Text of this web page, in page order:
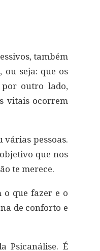
também
ou seja: que os
por outro lado,
vitais ocorrem
várias pessoas.
que nos
te merece.
que fazer e o
de conforto e
Psicanálise. É